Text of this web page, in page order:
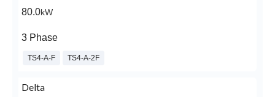
80.0kW
3 Phase
TS4-A-F TS4-A-2F
Delta